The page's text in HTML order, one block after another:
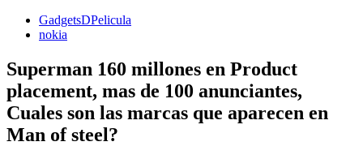
GadgetsDPelicula
nokia
Superman 160 millones en Product
placement, mas de 100 anunciantes,
Cuales son las marcas que aparecen en
Man of steel?